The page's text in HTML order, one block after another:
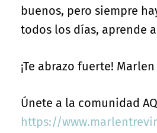
buenos, pero siempre
todos los días, aprende
¡Te abrazo fuerte!
Únete a la comunidad
https://